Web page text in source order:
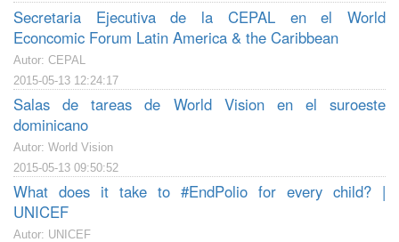
Secretaria Ejecutiva de la CEPAL en el World
Econcomic Forum Latin America & the Caribbean
Autor: CEPAL
2015-05-13 12:24:17
Salas de tareas de World Vision en el suroeste
dominicano
Autor: World Vision
2015-05-13 09:50:52
What does it take to #EndPolio for every child? |
UNICEF
Autor: UNICEF